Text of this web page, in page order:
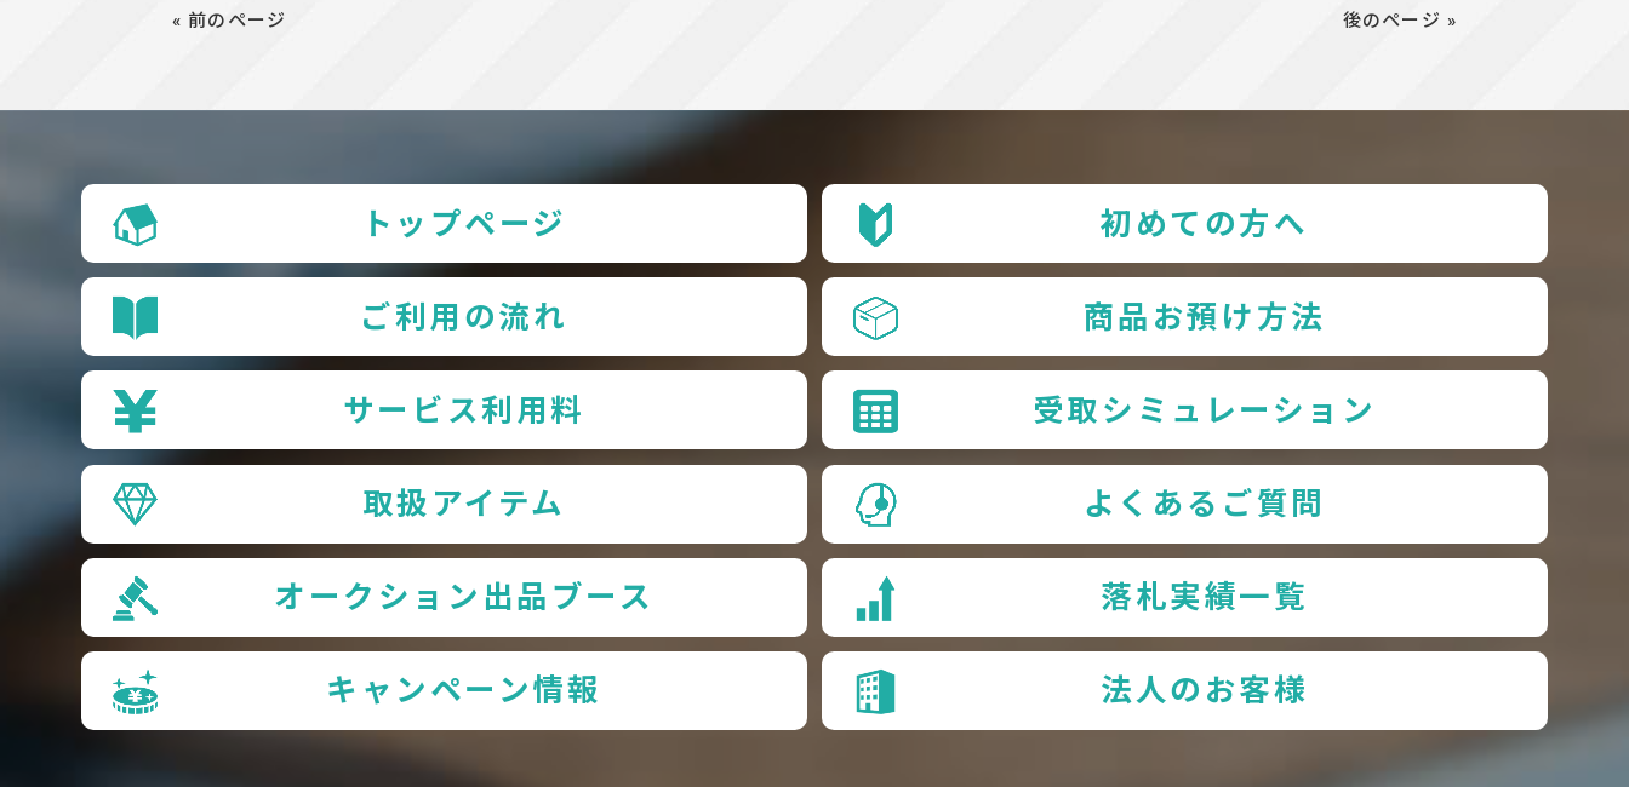
« 前のページ 後のページ »
トップページ 初めての方へ
ご利用の流れ 商品お預け方法
サービス利用料 受取シミュレーション
取扱アイテム よくあるご質問
オークション出品ブース 落札実績一覧
キャンペーン情報 法人のお客様